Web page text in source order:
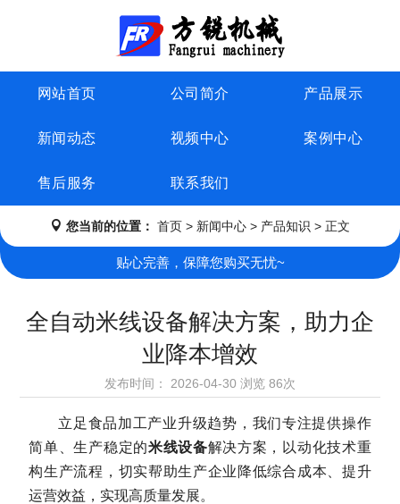
网站首页 公司简介 产品展示
新闻动态 视频中心 案例中心
售后服务 联系我们
您当前的位置： 首页 > 新闻中心 > 产品知识 > 正文
贴心完善，保障您购买无忧~
全自动米线设备解决方案，助力企
业降本增效
发布时间： 2026-04-30 浏览 86次
立足食品加工产业升级趋势，我们专注提供操作
简单、生产稳定的米线设备解决方案，以动化技术重
构生产流程，切实帮助生产企业降低综合成本、提升
运营效益，实现高质量发展。